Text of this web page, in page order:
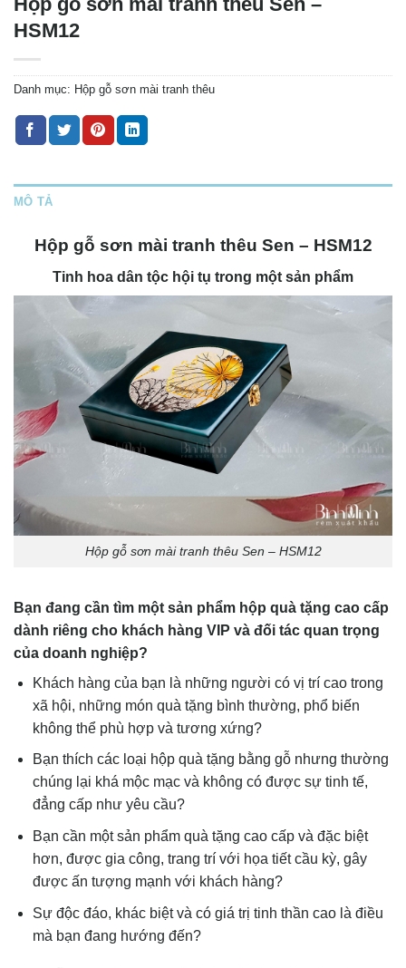
HSM12
Danh mục: Hộp gỗ sơn mài tranh thêu
MÔ TẢ
Hộp gỗ sơn mài tranh thêu Sen – HSM12
Tinh hoa dân tộc hội tụ trong một sản phẩm
Hộp gỗ sơn mài tranh thêu Sen – HSM12
Bạn đang cần tìm một sản phẩm hộp quà tặng cao cấp
dành riêng cho khách hàng VIP và đối tác quan trọng
của doanh nghiệp?
Khách hàng của bạn là những người có vị trí cao trong
xã hội, những món quà tặng bình thường, phổ biến
không thể phù hợp và tương xứng?
Bạn thích các loại hộp quà tặng bằng gỗ nhưng thường
chúng lại khá mộc mạc và không có được sự tinh tế,
đẳng cấp như yêu cầu?
Bạn cần một sản phẩm quà tặng cao cấp và đặc biệt
hơn, được gia công, trang trí với họa tiết cầu kỳ, gây
được ấn tượng mạnh với khách hàng?
Sự độc đáo, khác biệt và có giá trị tinh thần cao là điều
mà bạn đang hướng đến?